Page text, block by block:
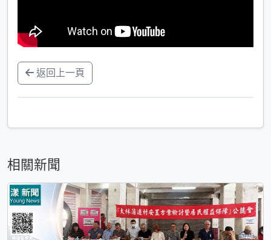
返回上一頁
相關新聞